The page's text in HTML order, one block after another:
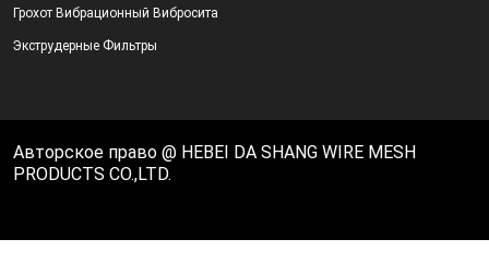
Грохот Вибрационный Вибросита
Экструдерные Фильтры
Авторское право @ HEBEI DA SHANG WIRE MESH
PRODUCTS CO.,LTD.